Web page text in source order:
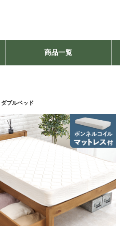
商品一覧
ブルベッド